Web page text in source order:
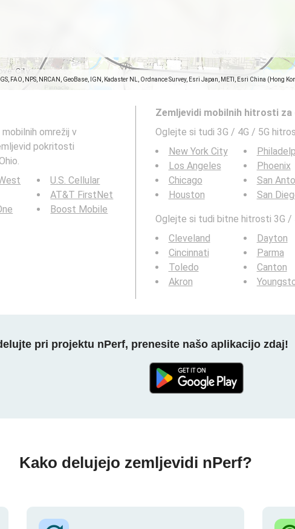
FAO, NPS, NRCAN, GeoBase, IGN, Kadaster NL, Ordnance Survey, Esri Japan, METI, Esri China (Hong
omrežij v
pokritosti
U.S. Cellular
AT&T FirstNet
Boost Mobile
Zemljevidi mobilnih hitrosti za
Oglejte si tudi 3G / 4G / 5G
New York City
Los Angeles
Chicago
Houston
Phoenix
San
San
Oglejte si tudi bitne hitrosti 3G /
Cleveland
Cincinnati
Toledo
Akron
Dayton
Parma
Canton
pri projektu nPerf, prenesite našo aplikacijo zdaj!
Kako delujejo zemljevidi nPerf?